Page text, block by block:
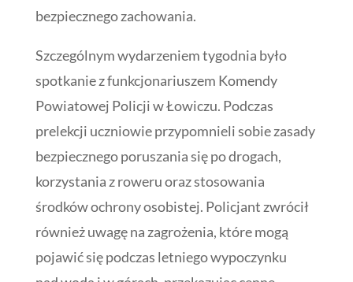
bezpiecznego zachowania.
Szczególnym wydarzeniem tygodnia było
spotkanie z funkcjonariuszem Komendy
Powiatowej Policji w Łowiczu. Podczas
prelekcji uczniowie przypomnieli sobie zasady
bezpiecznego poruszania się po drogach,
korzystania z roweru oraz stosowania
środków ochrony osobistej. Policjant zwrócił
również uwagę na zagrożenia, które mogą
pojawić się podczas letniego wypoczynku